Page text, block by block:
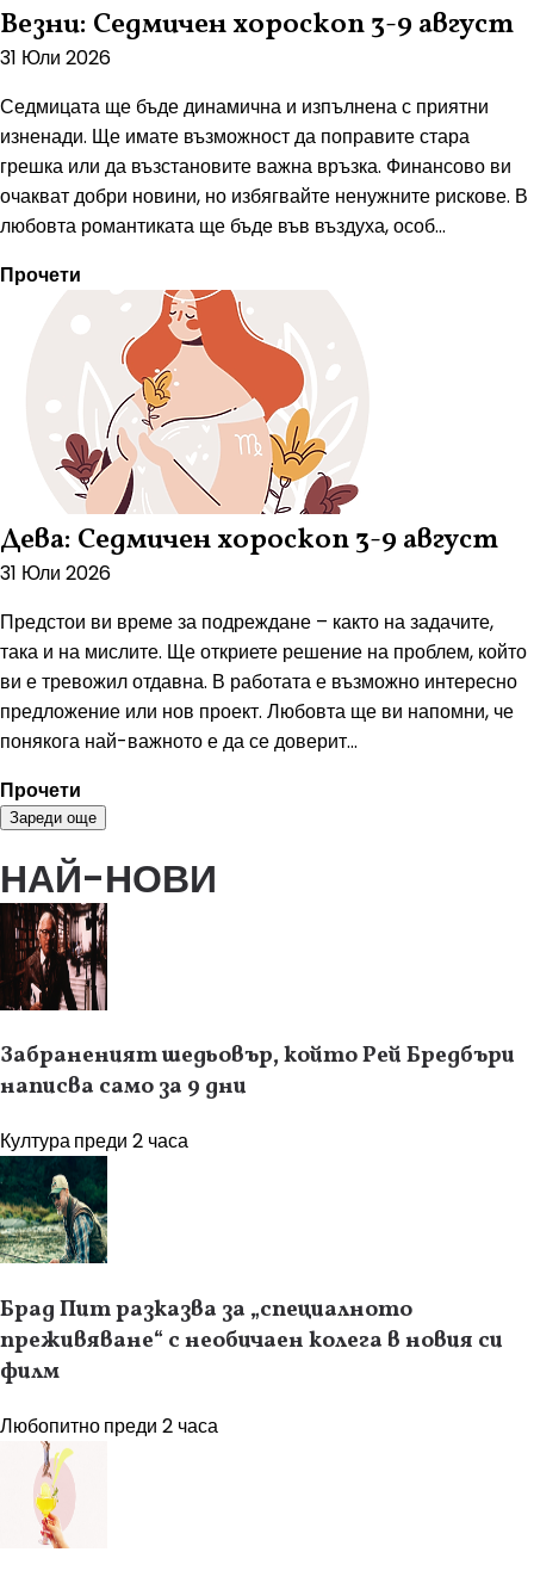
Везни: Седмичен хороскоп 3-9 август
31 Юли 2026
Седмицата ще бъде динамична и изпълнена с приятни
изненади. Ще имате възможност да поправите стара
грешка или да възстановите важна връзка. Финансово ви
очакват добри новини, но избягвайте ненужните рискове. В
любовта романтиката ще бъде във въздуха, особ...
Прочети
Дева: Седмичен хороскоп 3-9 август
31 Юли 2026
Предстои ви време за подреждане – както на задачите,
така и на мислите. Ще откриете решение на проблем, който
ви е тревожил отдавна. В работата е възможно интересно
предложение или нов проект. Любовта ще ви напомни, че
понякога най-важното е да се доверит...
Прочети
Зареди още
НАЙ-НОВИ
Забраненият шедьовър, който Рей Бредбъри
написва само за 9 дни
Културапреди 2 часа
Брад Пит разказва за „специалното
преживяване“ с необичаен колега в новия си
филм
Любопитнопреди 2 часа